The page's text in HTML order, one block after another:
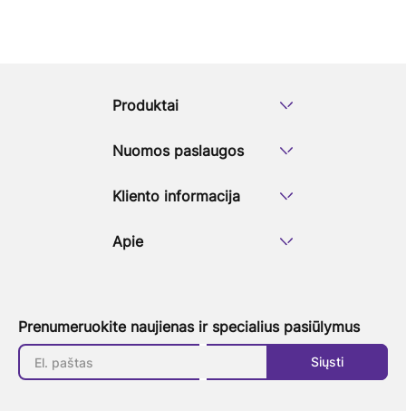
Produktai
Nuomos paslaugos
Kliento informacija
Apie
Prenumeruokite naujienas ir specialius pasiūlymus
Siųsti